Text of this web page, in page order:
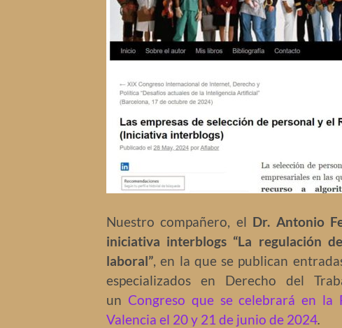
Nuestro compañero, el Dr. Antonio
iniciativa interblogs “La regulación
laboral” , en la que se publican
especializados en Derecho del
un Congreso que se celebrará en
Valencia el 20 y 21 de junio de 2024